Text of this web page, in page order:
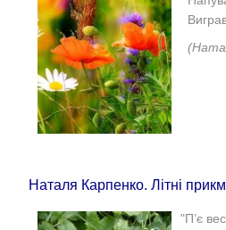
Наталя Карпенко. Літні
"П’є